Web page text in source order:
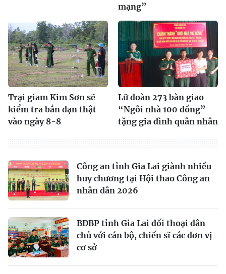
mạng”
Trại giam Kim Sơn sẽ
kiểm tra bắn đạn thật
vào ngày 8-8
Lữ đoàn 273 bàn giao
“Ngôi nhà 100 đồng”
tặng gia đình quân nhân
Công an tỉnh Gia Lai giành nhiều
huy chương tại Hội thao Công an
nhân dân 2026
BĐBP tỉnh Gia Lai đối thoại dân
chủ với cán bộ, chiến sĩ các đơn vị
cơ sở